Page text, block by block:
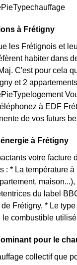
à Frétigny
les Frétignois et
habiter dans
C'est pour cela
et 2
à EDF
de vos futurs
à Frétigny
votre facture
: * La température à
du label
Frétigny, * Le
combustible
pour le
collectif que